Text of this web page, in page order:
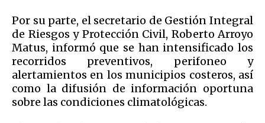
Por su parte, el secretario de Gestión Integral
de Riesgos y Protección Civil, Roberto Arroyo
Matus, informó que se han intensificado los
recorridos preventivos, perifoneo y
alertamientos en los municipios costeros, así
como la difusión de información oportuna
sobre las condiciones climatológicas.